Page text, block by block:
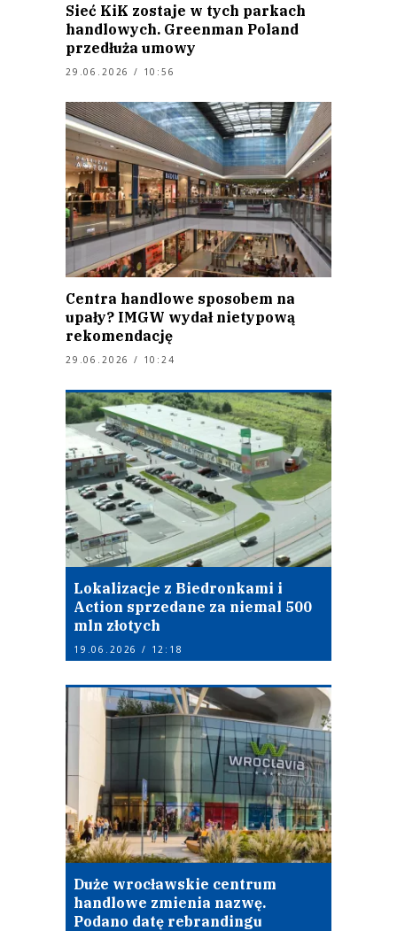
Sieć KiK zostaje w tych parkach
handlowych. Greenman Poland
przedłuża umowy
29.06.2026 / 10:56
Centra handlowe sposobem na
upały? IMGW wydał nietypową
rekomendację
29.06.2026 / 10:24
Lokalizacje z Biedronkami i
Action sprzedane za niemal 500
mln złotych
19.06.2026 / 12:18
Duże wrocławskie centrum
handlowe zmienia nazwę.
Podano datę rebrandingu